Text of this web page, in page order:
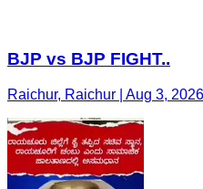
BJP vs BJP FIGHT..
Raichur, Raichur | Aug 3, 2026